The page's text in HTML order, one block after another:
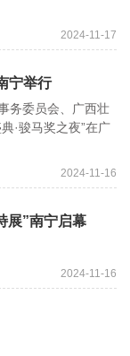
2024-11-17
宁举行
委员会、广西壮
·骏马奖之夜”在广
2024-11-16
展”南宁启幕
2024-11-16